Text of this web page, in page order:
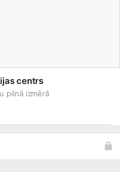
centrs
pilnā izmērā